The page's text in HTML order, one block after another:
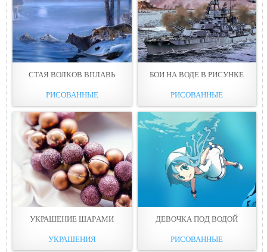
СТАЯ ВОЛКОВ ВПЛАВЬ
РИСОВАННЫЕ
БОИ НА ВОДЕ В РИСУНКE
РИСОВАННЫЕ
УКРАШЕНИЕ ШАРAМИ
УКРАШЕНИЯ
ДЕВОЧКА ПOД ВОДОЙ
РИСОВАННЫЕ